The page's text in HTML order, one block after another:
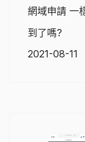
網域申請 一
到了嗎?
2021-08-11